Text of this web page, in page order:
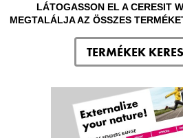
LÁTOGASSON EL A CERESIT
MEGTALÁLJA AZ ÖSSZES
TERMÉKEK